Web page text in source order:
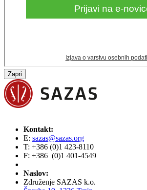
Zapri
Kontakt:
E: sazas@sazas.org
T: +386 (0)1 423-8110
F: +386 (0)1 401-4549
Naslov:
Združenje SAZAS k.o.